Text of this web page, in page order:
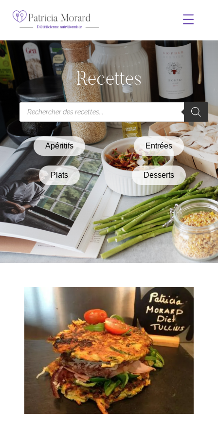
Recettes
Apéritifs Entrées
Plats Desserts